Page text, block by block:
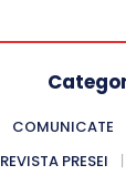
COMUNICATE
REVISTA PRESEI